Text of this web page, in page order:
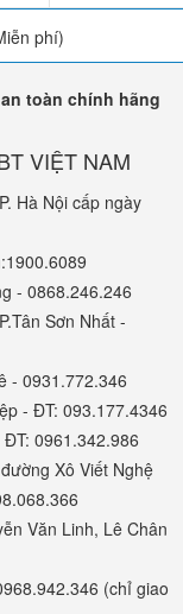
xe trượt scooter
nhưcân bằng,tập
thể. Điều này có
toàn diện cho
vui chơi cùng xe
luyện và thể
cơ bắp, sự linh
lối sống tích cực.
thể sử dụng xe
xung quanh.
biết về địa điểm
việc tìm hiểu
xe trượt
đưa ra quyết định
phí)
toàn chính hãng
VIỆT NAM
Hà Nội cấp ngày
- 0868.246.246
Sơn Nhất -
- 0931.772.346
- ĐT: 093.177.4346
0961.342.986
Xô Viết Nghệ
Văn Linh, Lê Chân
(chỉ giao